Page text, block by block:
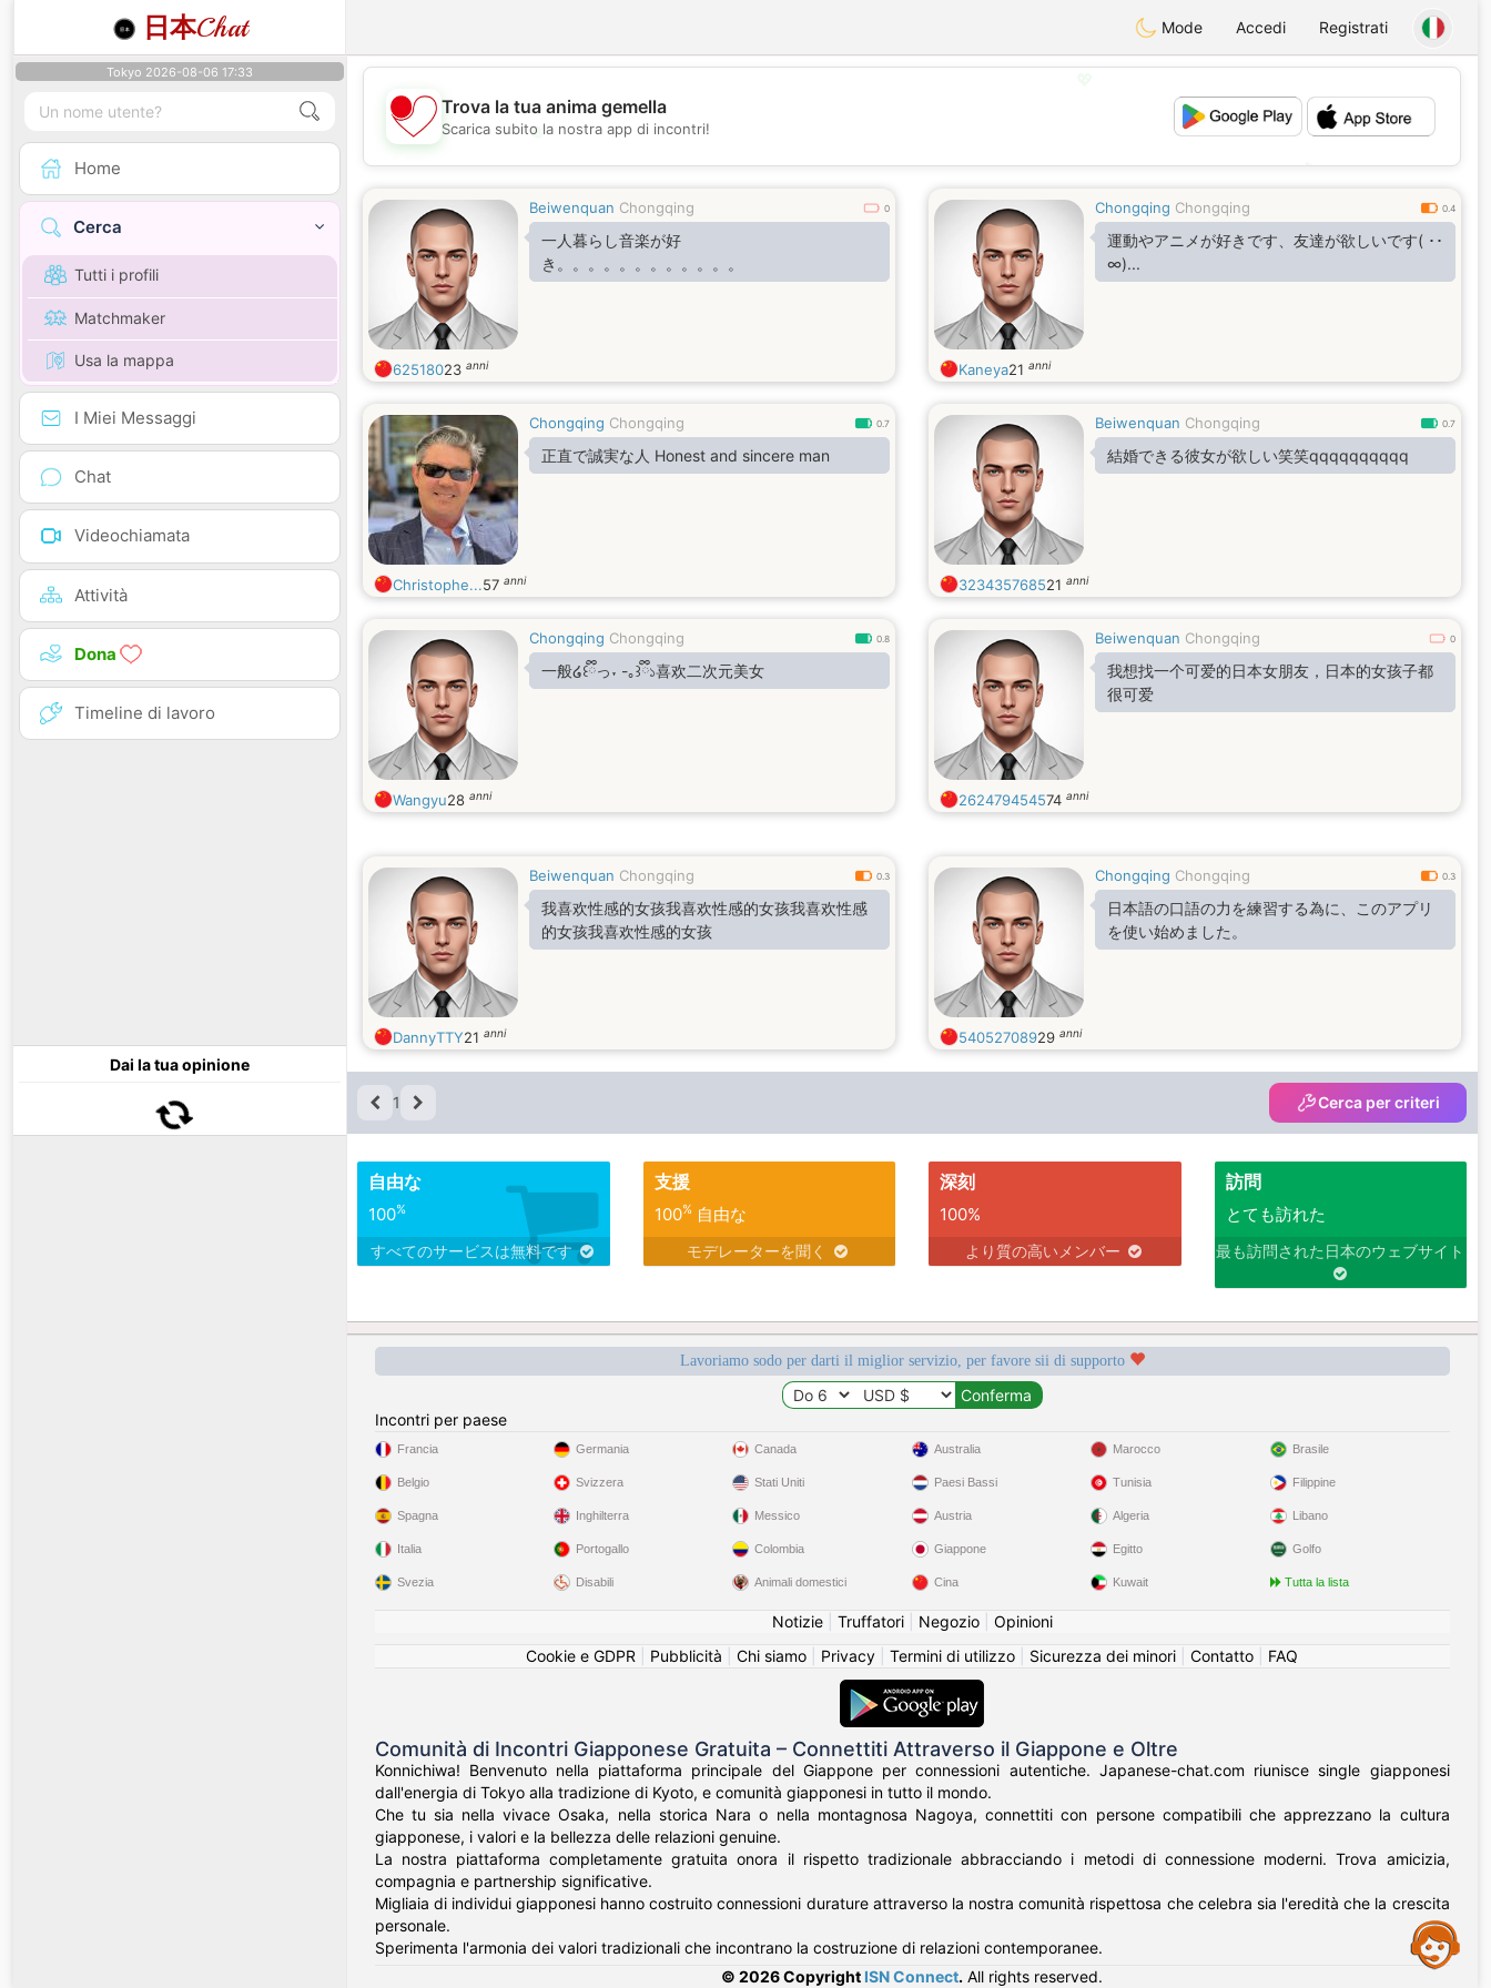
日本Chat Mode Accedi Registrati
Tokyo 2026-08-06 17:33
Home
Cerca
Tutti i profili
Matchmaker
Usa la mappa
I Miei Messaggi
Chat
Videochiamata
Attività
Dona
Timeline di lavoro
Dai la tua opinione
💖
💕
Trova la tua anima gemella
Scarica subito la nostra app di incontri!
Beiwenquan Chongqing 0
一人暮らし音楽が好
き。。。。。。。。。。。。
62518023 anni
Chongqing Chongqing 0.4
運動やアニメが好きです、友達が欲しいです( ･･
∞)...
Kaneya21 anni
Chongqing Chongqing 0.7
正直で誠実な人 Honest and sincere man
Christophe...57 anni
Beiwenquan Chongqing 0.7
結婚できる彼女が欲しい笑笑qqqqqqqqqq
323435768521 anni
Chongqing Chongqing 0.8
一般໒꒰ྀིっ˕ -｡꒱ྀི১喜欢二次元美女
Wangyu28 anni
Beiwenquan Chongqing 0
我想找一个可爱的日本女朋友，日本的女孩子都
很可爱
262479454574 anni
Beiwenquan Chongqing 0.3
我喜欢性感的女孩我喜欢性感的女孩我喜欢性感
的女孩我喜欢性感的女孩
DannyTTY21 anni
Chongqing Chongqing 0.3
日本語の口語の力を練習する為に、このアプリ
を使い始めました。
54052708929 anni
1 Cerca per criteri
自由な
100%
すべてのサービスは無料です
支援
100%自由な
モデレーターを聞く
深刻
100%
より質の高いメンバー
訪問
とても訪れた
最も訪問された日本のウェブサイト
Lavoriamo sodo per darti il miglior servizio, per favore sii di supporto
Incontri per paese
Francia
Belgio
Spagna
Italia
Svezia
Germania
Svizzera
Inghilterra
Portogallo
Disabili
Canada
Stati Uniti
Messico
Colombia
Animali domestici
Australia
Paesi Bassi
Austria
Giappone
Cina
Marocco
Tunisia
Algeria
Egitto
Kuwait
Brasile
Filippine
Libano
Golfo
Tutta la lista
Notizie| Truffatori| Negozio| Opinioni
Cookie e GDPR
Pubblicità Chi siamo Privacy Termini di utilizzo Sicurezza dei minori Contatto FAQ
Comunità di Incontri Giapponese Gratuita – Connettiti Attraverso il Giappone e Oltre
Konnichiwa! Benvenuto nella piattaforma principale del Giappone per connessioni autentiche. Japanese-chat.com riunisce single giapponesi
dall'energia di Tokyo alla tradizione di Kyoto, e comunità giapponesi in tutto il mondo.
Che tu sia nella vivace Osaka, nella storica Nara o nella montagnosa Nagoya, connettiti con persone compatibili che apprezzano la cultura
giapponese, i valori e la bellezza delle relazioni genuine.
La nostra piattaforma completamente gratuita onora il rispetto tradizionale abbracciando i metodi di connessione moderni. Trova amicizia,
compagnia e partnership significative.
Migliaia di individui giapponesi hanno costruito connessioni durature attraverso la nostra comunità rispettosa che celebra sia l'eredità che la crescita
personale.
Sperimenta l'armonia dei valori tradizionali che incontrano la costruzione di relazioni contemporanee.
© 2026 Copyright ISN Connect. All rights reserved.